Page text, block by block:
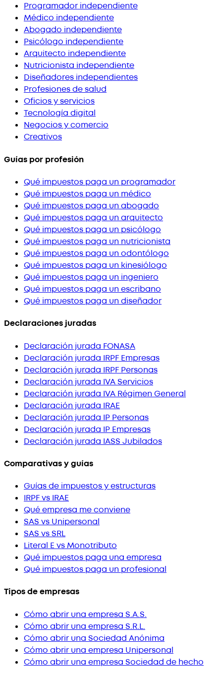
Programador independiente
Médico independiente
Abogado independiente
Psicólogo independiente
Arquitecto independiente
Nutricionista independiente
Diseñadores independientes
Profesiones de salud
Oficios y servicios
Tecnología digital
Negocios y comercio
Creativos
Guías por profesión
Qué impuestos paga un programador
Qué impuestos paga un médico
Qué impuestos paga un abogado
Qué impuestos paga un arquitecto
Qué impuestos paga un psicólogo
Qué impuestos paga un nutricionista
Qué impuestos paga un odontólogo
Qué impuestos paga un kinesiólogo
Qué impuestos paga un ingeniero
Qué impuestos paga un escribano
Qué impuestos paga un diseñador
Declaraciones juradas
Declaración jurada FONASA
Declaración jurada IRPF Empresas
Declaración jurada IRPF Personas
Declaración jurada IVA Servicios
Declaración jurada IVA Régimen General
Declaración jurada IRAE
Declaración jurada IP Personas
Declaración jurada IP Empresas
Declaración jurada IASS Jubilados
Comparativas y guías
Guías de impuestos y estructuras
IRPF vs IRAE
Qué empresa me conviene
SAS vs Unipersonal
SAS vs SRL
Literal E vs Monotributo
Qué impuestos paga una empresa
Qué impuestos paga un profesional
Tipos de empresas
Cómo abrir una empresa S.A.S.
Cómo abrir una empresa S.R.L.
Cómo abrir una Sociedad Anónima
Cómo abrir una empresa Unipersonal
Cómo abrir una empresa Sociedad de hecho